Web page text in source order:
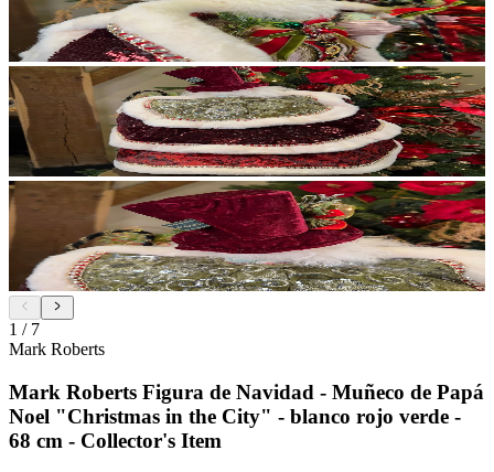
1 / 7
Mark Roberts
Mark Roberts Figura de Navidad - Muñeco de Papá
Noel "Christmas in the City" - blanco rojo verde -
68 cm - Collector's Item